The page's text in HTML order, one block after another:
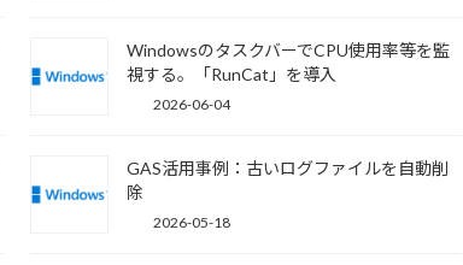
WindowsのタスクバーでCPU使用率等を監
視する。「RunCat」を導入
2026-06-04
GAS活用事例：古いログファイルを自動削
除
2026-05-18